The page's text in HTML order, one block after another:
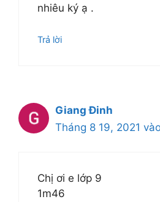
nhiêu ký ạ .
Trả lời
Giang Đinh
Tháng 8 19, 2021
Chị ơi e lớp 9
1m46